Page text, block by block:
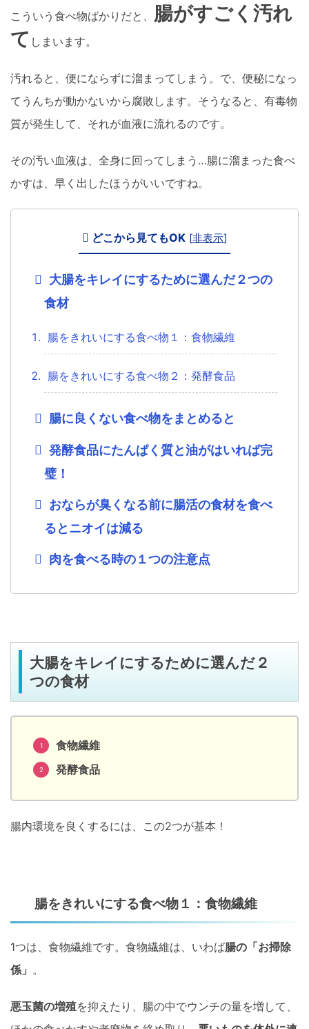
こういう食べ物ばかりだと、 腸がすごく汚れ
て しまいます。
汚れると、便にならずに溜まってしまう。で、便秘になっ
てうんちが動かないから腐敗します。そうなると、有毒物
質が発生して、それが血液に流れるのです。
その汚い血液は、全身に回ってしまう…腸に溜まった食べ
かすは、早く出したほうがいいですね。
どこから見てもOK [非表示]
大腸をキレイにするために選んだ２つの
食材
腸をきれいにする食べ物１：食物繊維
腸をきれいにする食べ物２：発酵食品
腸に良くない食べ物をまとめると
発酵食品にたんぱく質と油がはいれば完
璧！
おならが臭くなる前に腸活の食材を食べ
るとニオイは減る
肉を食べる時の１つの注意点
大腸をキレイにするために選んだ２
つの食材
食物繊維
発酵食品
腸内環境を良くするには、この2つが基本！
腸をきれいにする食べ物１：食物繊維
1つは、食物繊維です。食物繊維は、いわば腸の「お掃除
係」 。
悪玉菌の増殖を抑えたり、腸の中でウンチの量を増して、